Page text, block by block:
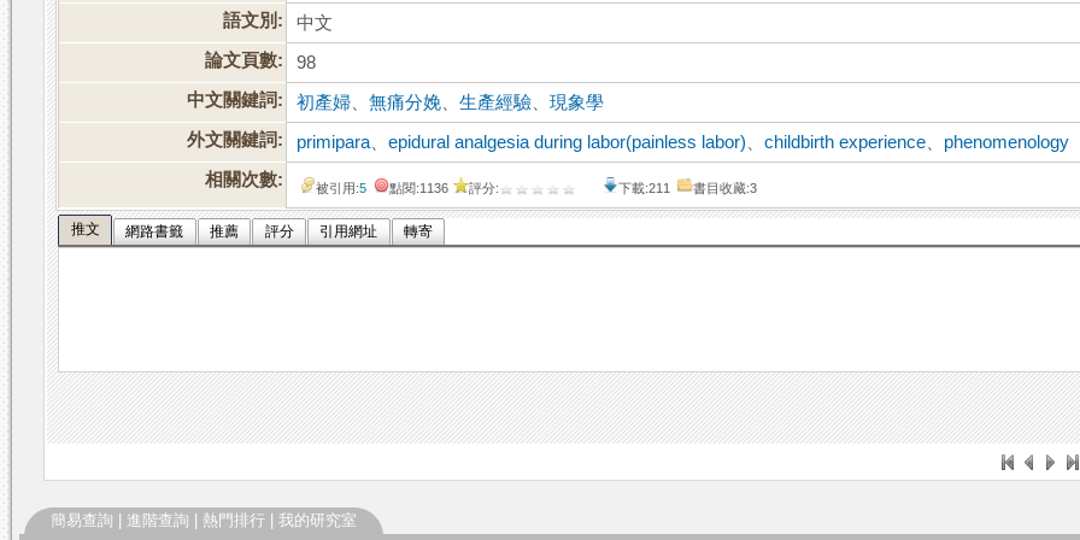
語文別:
中文
論文頁數:
98
中文關鍵詞:
初產婦 、無痛分娩 、生產經驗 、現象學
外文關鍵詞:
primipara 、epidural analgesia during labor(painless labor) 、childbirth experience
phenomenology
相關次數:
被引用:5 點閱:1136 評分: 下載:211 書目收藏:3
推文 網路書籤 推薦 評分 引用網址 轉寄
簡易查詢 進階查詢 熱門排行 我的研究室